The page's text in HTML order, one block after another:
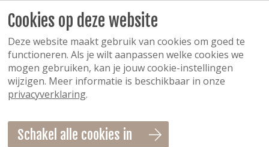
Cookies op deze website
Deze website maakt gebruik van cookies om goed te
functioneren. Als je wilt aanpassen welke cookies we
mogen gebruiken, kan je jouw cookie-instellingen
wijzigen. Meer informatie is beschikbaar in onze
privacyverklaring.
Schakel alle cookies in